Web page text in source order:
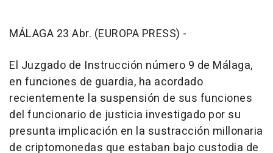
MÁLAGA 23 Abr. (EUROPA PRESS) -
El Juzgado de Instrucción número 9 de Málaga,
en funciones de guardia, ha acordado
recientemente la suspensión de sus funciones
del funcionario de justicia investigado por su
presunta implicación en la sustracción millonaria
de criptomonedas que estaban bajo custodia de